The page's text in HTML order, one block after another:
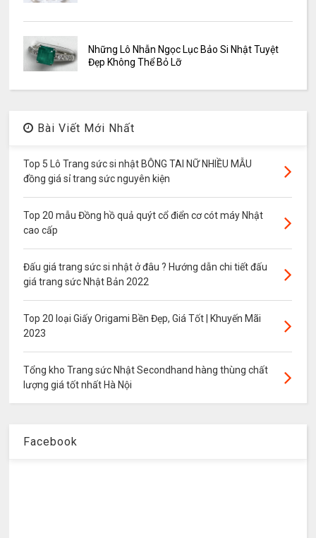
Những Lô Nhẫn Ngọc Lục Bảo Si Nhật Tuyệt
Đẹp Không Thể Bỏ Lỡ
Bài Viết Mới Nhất
Top 5 Lô Trang sức si nhật BÔNG TAI NỮ NHIỀU MẪU
đồng giá sỉ trang sức nguyên kiện
Top 20 mẫu Đồng hồ quả quýt cổ điển cơ cót máy Nhật
cao cấp
Đấu giá trang sức si nhật ở đâu ? Hướng dẫn chi tiết đấu
giá trang sức Nhật Bản 2022
Top 20 loại Giấy Origami Bền Đẹp, Giá Tốt | Khuyến Mãi
2023
Tổng kho Trang sức Nhật Secondhand hàng thùng chất
lượng giá tốt nhất Hà Nội
Facebook